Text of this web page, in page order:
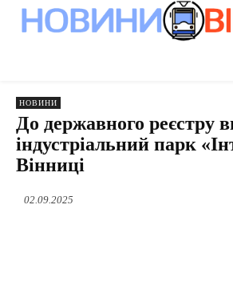
НОВИНИ
До державного реєстру
індустріальний парк
Вінниці
02.09.2025